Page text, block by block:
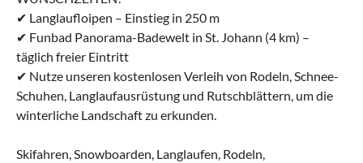
✔ Langlaufloipen – Einstieg in 250 m
✔ Funbad Panorama-Badewelt in St. Johann (4 km) –
täglich freier Eintritt
✔ Nutze unseren kostenlosen Verleih von Rodeln, Schnee-
Schuhen, Langlaufausrüstung und Rutschblättern, um die
winterliche Landschaft zu erkunden.
Skifahren, Snowboarden, Langlaufen, Rodeln,